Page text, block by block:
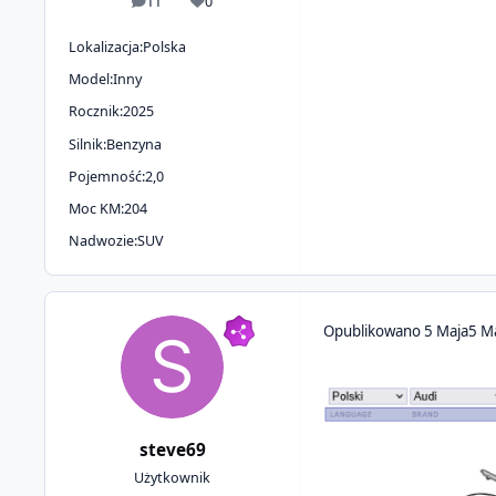
odpowiedziReputacja
Lokalizacja:Polska
Model:Inny
Rocznik:2025
Silnik:Benzyna
Pojemność:2,0
Moc KM:204
Nadwozie:SUV
steve69
Użytkownik
Opublikowano5 Maja5